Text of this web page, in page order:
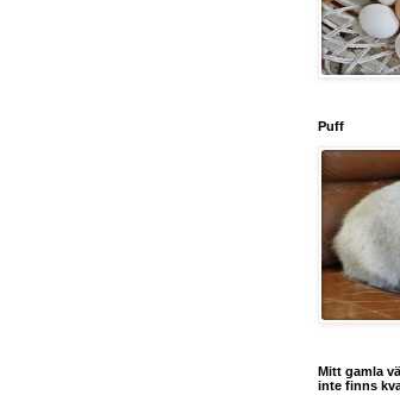
Puff
Mitt gamla
inte finns